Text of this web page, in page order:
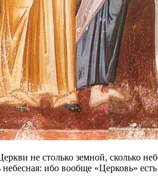
не столько земной, сколько
ибо вообще «Церковь»